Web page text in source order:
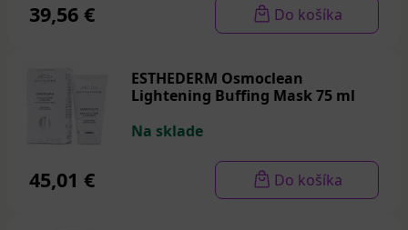
39,56 € Do košíka
ESTHEDERM Osmoclean
Lightening Buffing Mask 75 ml
Na sklade
45,01 € Do košíka